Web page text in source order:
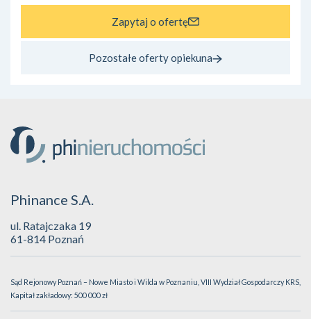
Zapytaj o ofertę
Pozostałe oferty opiekuna
Phinance S.A.
ul. Ratajczaka 19
61-814 Poznań
Sąd Rejonowy Poznań – Nowe Miasto i Wilda w Poznaniu, VIII Wydział Gospodarczy KRS,
Kapitał zakładowy: 500 000 zł